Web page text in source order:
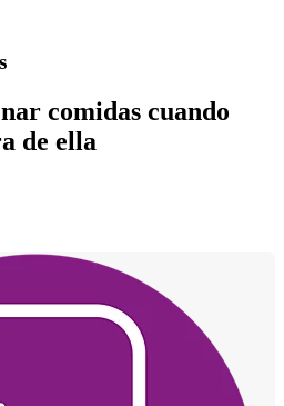
comidas cuando
de ella